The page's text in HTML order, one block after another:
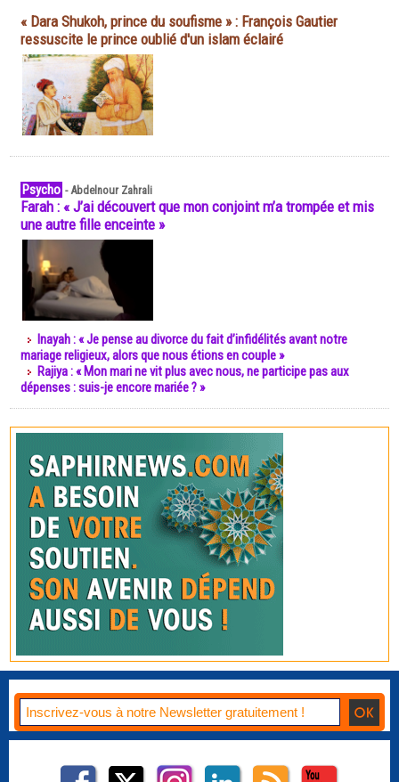
« Dara Shukoh, prince du soufisme » : François Gautier
ressuscite le prince oublié d'un islam éclairé
Psycho -Abdelnour Zahrali
Farah : « J’ai découvert que mon conjoint m’a trompée et mis
une autre fille enceinte »
Inayah : « Je pense au divorce du fait d’infidélités avant notre
mariage religieux, alors que nous étions en couple »
Rajiya : « Mon mari ne vit plus avec nous, ne participe pas aux
dépenses : suis-je encore mariée ? »